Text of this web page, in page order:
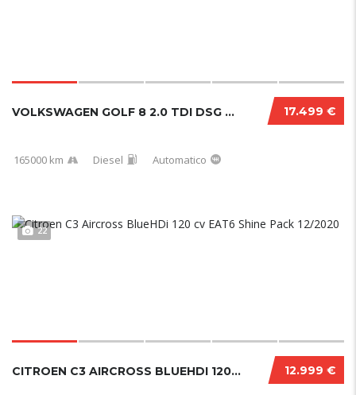
17.499 €
VOLKSWAGEN GOLF 8 2.0 TDI DSG STYLE 10/2022...
165000 km Diesel Automatico
22
12.999 €
CITROEN C3 AIRCROSS BLUEHDI 120 CV EAT6 SHIN...